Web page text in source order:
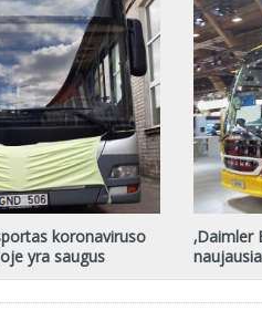
koronaviruso
yra saugus
‚Daimler